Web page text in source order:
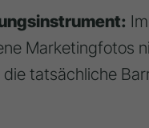
Marketingfotos
tatsächliche